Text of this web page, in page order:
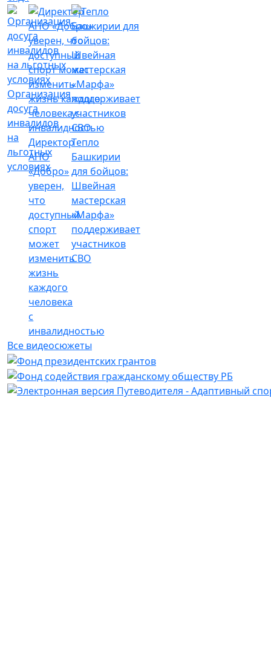
Организация
досуга
инвалидов
на
льготных
условиях
Директор
АНО
«Добро»
уверен,
что
доступный
спорт
может
изменить
жизнь
каждого
человека
с
инвалидностью
Тепло
Башкирии
для бойцов:
Швейная
мастерская
«Марфа»
поддерживает
участников
СВО
Все видеосюжеты